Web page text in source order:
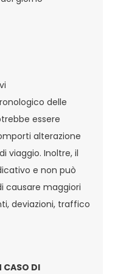
delle
essere
alterazione
viaggio. Inoltre, il
e non può
causare maggiori
deviazioni, traffico
CASO DI